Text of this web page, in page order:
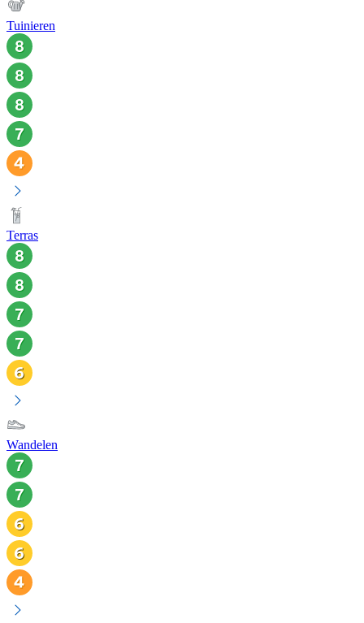
Tuinieren
Terras
Wandelen